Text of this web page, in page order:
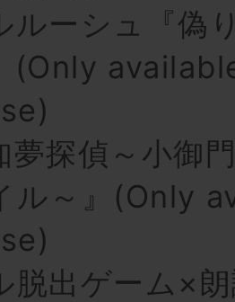
ルーシュ『偽
(Only
夢探偵～小御
ル～』(Only
脱出ゲーム×